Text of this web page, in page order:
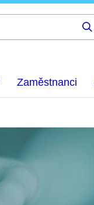
Zaměstnanci